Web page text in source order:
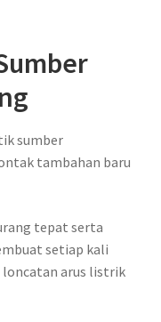
sumber
tambahan baru
tepat serta
setiap kali
arus listrik